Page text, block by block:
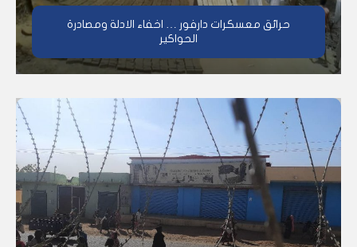
حرائق معسكرات دارفور … اخفاء الادلة ومصادرة
الحواكير